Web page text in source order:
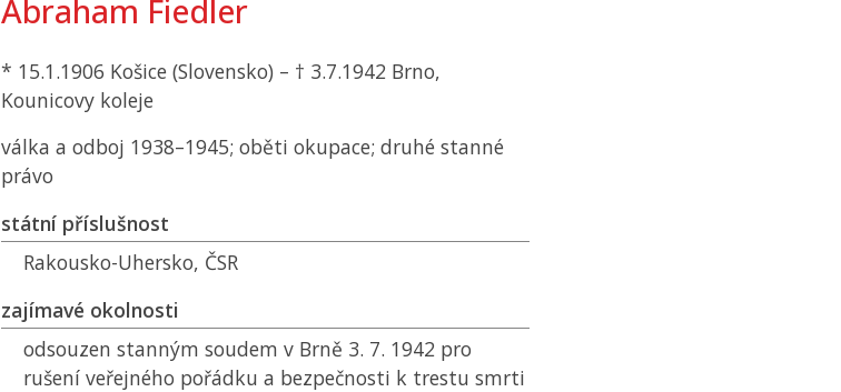
Abraham Fiedler
* 15.1.1906 Košice (Slovensko) – † 3.7.1942 Brno,
Kounicovy koleje
válka a odboj 1938–1945; oběti okupace; druhé stanné
právo
státní příslušnost
Rakousko-Uhersko, ČSR
zajímavé okolnosti
odsouzen stanným soudem v Brně 3. 7. 1942 pro
rušení veřejného pořádku a bezpečnosti k trestu smrti